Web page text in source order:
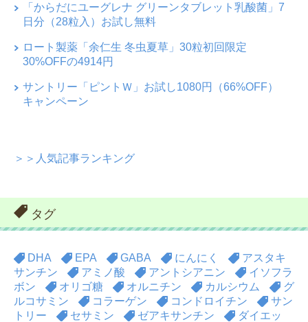
「からだにユーグレナ グリーンタブレット乳酸菌」7
日分（28粒入）お試し無料
ロート製薬「余仁生 冬虫夏草」30粒初回限定
30%OFFの4914円
サントリー「ピントＷ」お試し1080円（66%OFF）
キャンペーン
＞＞人気記事ランキング
タグ
DHA EPA GABA にんにく
アスタキ
サンチン
アミノ酸 アントシアニン
イソフラ
ボン
オリゴ糖 オルニチン カルシウム
グ
ルコサミン
コラーゲン コンドロイチン
サン
トリー
セサミン ゼアキサンチン
ダイエッ